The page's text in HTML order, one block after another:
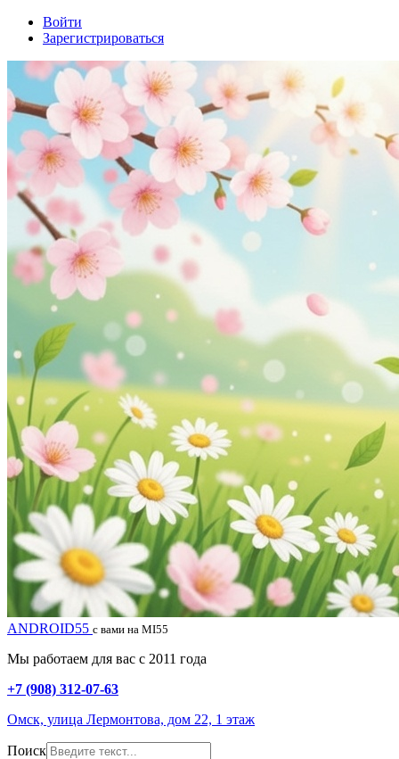
Войти
Зарегистрироваться
ANDROID55 с вами на MI55
Мы работаем для вас с 2011 года
+7 (908) 312-07-63
Омск, улица Лермонтова, дом 22, 1 этаж
Поиск